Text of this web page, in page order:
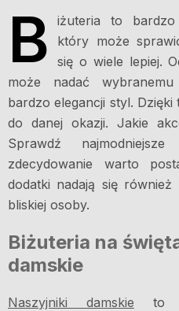
B
iżuteria to bardzo
który może
się o wiele lepiej.
może nadać
bardzo elegancji styl.
do danej okazji. Jakie
Sprawdź
zdecydowanie warto
dodatki nadają się
bliskiej osoby.
Biżuteria na
damskie
Naszyjniki damskie to